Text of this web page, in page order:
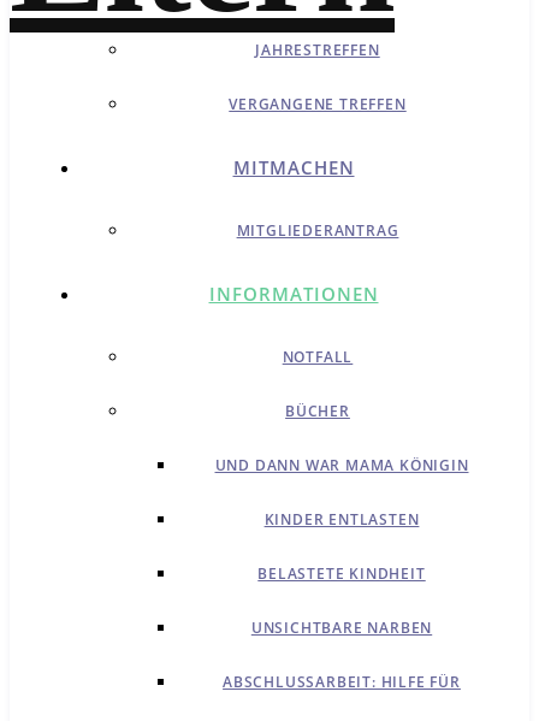
JAHRESTREFFEN
VERGANGENE TREFFEN
MITMACHEN
MITGLIEDERANTRAG
INFORMATIONEN
NOTFALL
BÜCHER
UND DANN WAR MAMA KÖNIGIN
KINDER ENTLASTEN
BELASTETE KINDHEIT
UNSICHTBARE NARBEN
ABSCHLUSSARBEIT: HILFE FÜR